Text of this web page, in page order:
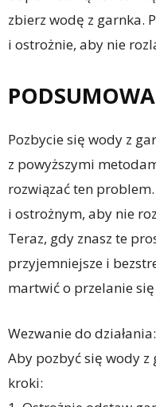
zbierz wodę z garnka.
i ostrożnie, aby nie
Pozbycie się wody z
z powyższymi
rozwiązać ten
i ostrożnym, aby nie
Teraz, gdy znasz te
przyjemniejsze i
martwić o przelanie
Wezwanie do działania:
Aby pozbyć się wody
kroki: